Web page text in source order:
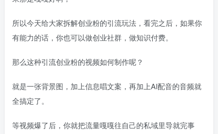
所以今天给大家拆解创业粉的引流玩法，看完之后，如果你
有能力的话，你也可以做创业社群，做知识付费。
那么这种引流创业粉的视频如何制作呢？
就是一张背景图，加上信息唱文案，再加上AI配音的音频就
全搞定了。
等视频爆了后，你就把流量嘎嘎往自己的私域里导就完事